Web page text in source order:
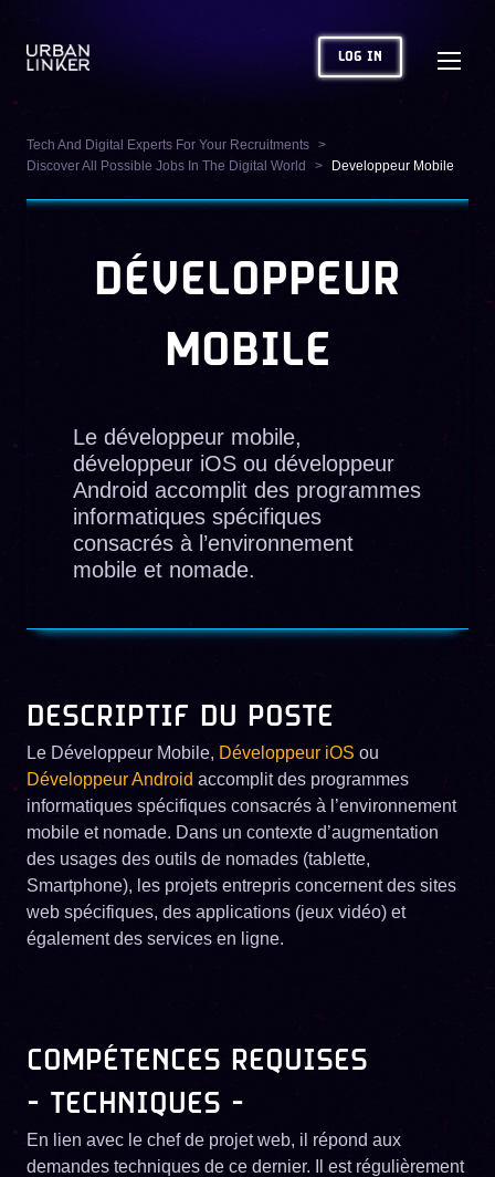
LOG IN
Tech And Digital Experts For Your Recruitments
Discover All Possible Jobs In The Digital World
Developpeur Mobile
DÉVELOPPEUR
MOBILE
Le développeur mobile,
développeur iOS ou développeur
Android accomplit des programmes
informatiques spécifiques
consacrés à l’environnement
mobile et nomade.
DESCRIPTIF DU POSTE
Le Développeur Mobile, Développeur iOS ou
Développeur Android accomplit des programmes
informatiques spécifiques consacrés à l’environnement
mobile et nomade. Dans un contexte d’augmentation
des usages des outils de nomades (tablette,
Smartphone), les projets entrepris concernent des sites
web spécifiques, des applications (jeux vidéo) et
également des services en ligne.
COMPÉTENCES REQUISES
- TECHNIQUES -
En lien avec le chef de projet web, il répond aux
demandes techniques de ce dernier. Il est régulièrement